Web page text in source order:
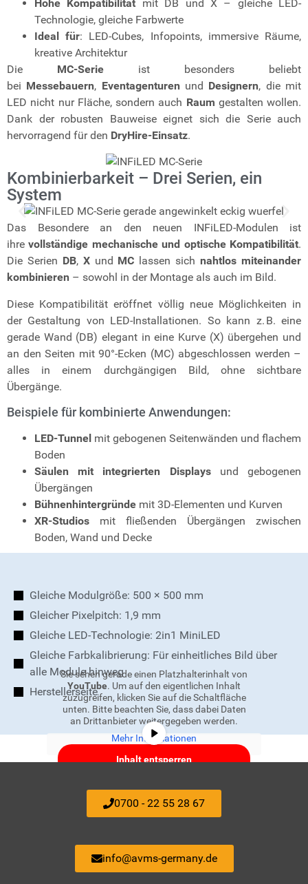
Hohe Kompatibilität mit DB und X – gleiche LED-
Technologie, gleiche Farbwerte
Ideal für: LED-Cubes, Infopoints, immersive Räume,
kreative Architektur
Die MC-Serie ist besonders beliebt
bei Messebauern, Eventagenturen und Designern, die mit
LED nicht nur Fläche, sondern auch Raum gestalten wollen.
Dank der robusten Bauweise eignet sich die Serie auch
hervorragend für den DryHire-Einsatz.
Kombinierbarkeit – Drei Serien, ein
System
Das Besondere an den neuen INFiLED-Modulen ist
ihrevollständige mechanische und optische Kompatibilität.
Die Serien DB, Xund MC lassen sichnahtlos miteinander
kombinieren – sowohl in der Montage als auch im Bild.
Diese Kompatibilität eröffnet völlig neue Möglichkeiten in
der Gestaltung von LED-Installationen. So kann z. B. eine
gerade Wand (DB) elegant in eine Kurve (X) übergehen und
an den Seiten mit 90°-Ecken (MC) abgeschlossen werden –
alles in einem durchgängigen Bild, ohne sichtbare
Übergänge.
Beispiele für kombinierte Anwendungen:
LED-Tunnel mit gebogenen Seitenwänden und flachem
Boden
Säulen mit integrierten Displaysund gebogenen
Übergängen
Bühnenhintergründe mit 3D-Elementen und Kurven
XR-Studios mit fließenden Übergängen zwischen
Boden, Wand und Decke
Gleiche Modulgröße: 500 × 500 mm
Gleicher Pixelpitch: 1,9 mm
Gleiche LED-Technologie: 2in1 MiniLED
Gleiche Farbkalibrierung: Für einheitliches Bild über
alle Module hinweg
Herstellerseite
Sie sehen gerade einen Platzhalterinhalt von
YouTube. Um auf den eigentlichen Inhalt
zuzugreifen, klicken Sie auf die Schaltfläche
unten. Bitte beachten Sie, dass dabei Daten
an Drittanbieter weitergegeben werden.
Mehr Informationen
Inhalt entsperren
Erforderlichen Service akzeptieren
und Inhalte entsperren
0700 - 22 55 28 67
info@avms-germany.de